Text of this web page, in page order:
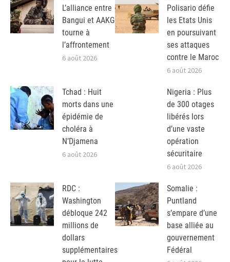
L’alliance entre
Bangui et AAKG
tourne à
l’affrontement
6 août 2026
Polisario défie
les Etats Unis
en poursuivant
ses attaques
contre le Maroc
6 août 2026
Tchad : Huit
morts dans une
épidémie de
choléra à
N’Djamena
6 août 2026
Nigeria : Plus
de 300 otages
libérés lors
d’une vaste
opération
sécuritaire
6 août 2026
RDC :
Washington
débloque 242
millions de
dollars
supplémentaires
Somalie :
Puntland
s’empare d’une
base alliée au
gouvernement
Fédéral